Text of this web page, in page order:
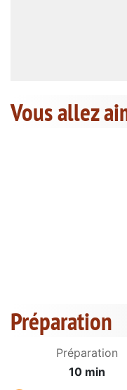
Vous allez
Préparation
Préparation
10 min